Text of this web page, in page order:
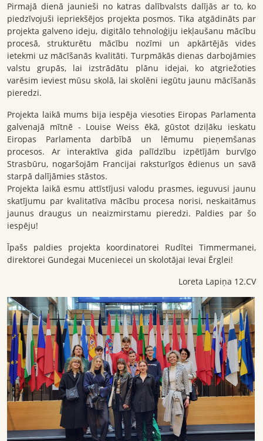
Pirmajā dienā jaunieši no katras dalībvalsts dalījās ar to, ko
piedzīvojuši iepriekšējos projekta posmos. Tika atgādināts par
projekta galveno ideju, digitālo tehnoloģiju iekļaušanu mācību
procesā, strukturētu mācību nozīmi un apkārtējās vides
ietekmi uz mācīšanās kvalitāti. Turpmākās dienas darbojāmies
valstu grupās, lai izstrādātu plānu idejai, ko atgriežoties
varēsim ieviest mūsu skolā, lai skolēni iegūtu jaunu mācīšanās
pieredzi.
Projekta laikā mums bija iespēja viesoties Eiropas Parlamenta
galvenajā mītnē ­- Louise Weiss ēkā, gūstot dziļāku ieskatu
Eiropas Parlamenta darbībā un lēmumu pieņemšanas
procesos. Ar interaktīva gida palīdzību izpētījām burvīgo
Strasbūru, nogaršojām Francijai raksturīgos ēdienus un savā
starpā dalījāmies stāstos.
Projekta laikā esmu attīstījusi valodu prasmes, ieguvusi jaunu
skatījumu par kvalitatīva mācību procesa norisi, neskaitāmus
jaunus draugus un neaizmirstamu pieredzi. Paldies par šo
iespēju!
Īpašs paldies projekta koordinatorei Rudītei Timmermanei,
direktorei Gundegai Muceniecei un skolotājai Ievai Ērglei!
Loreta Lapiņa 12.CV